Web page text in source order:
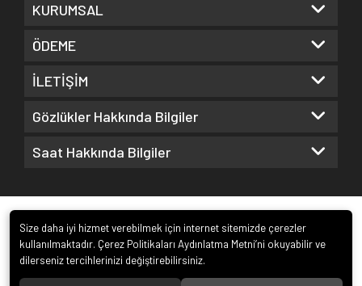
KURUMSAL
ÖDEME
İLETİŞİM
Gözlükler Hakkında Bilgiler
Saat Hakkında Bilgiler
Size daha iyi hizmet verebilmek için internet sitemizde çerezler
kullanılmaktadır. Çerez Politikaları Aydınlatma Metni’ni okuyabilir ve
dilerseniz tercihlerinizi değiştirebilirsiniz.